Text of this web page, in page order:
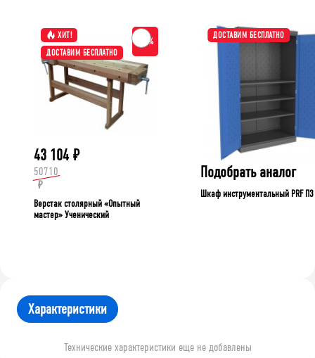
ХИТ!
ДОСТАВИМ БЕСПЛАТНО
-15%
43 104 ₽
50710
₽
Верстак столярный «Опытный
мастер» Ученический
ДОСТАВИМ БЕСПЛАТНО
Подобрать аналог
Шкаф инструментальный PRF П3
Характеристики
Технические характеристики еще не добавлены